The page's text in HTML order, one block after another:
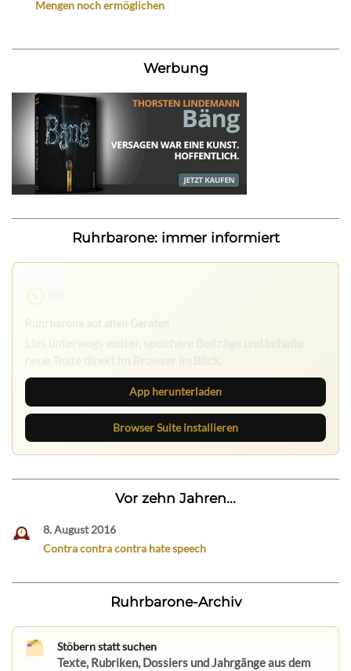
Mengen noch ermöglichen
Werbung
Ruhrbarone: immer informiert
App herunterladen
Browser Suite installieren
Vor zehn Jahren...
8. August 2016
Contra contra contra hate speech
Ruhrbarone-Archiv
Stöbern statt suchen
Texte, Rubriken, Dossiers und Jahrgänge aus dem